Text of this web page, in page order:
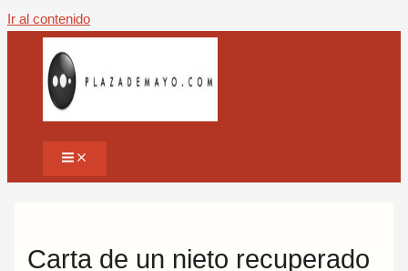
Ir al contenido
Carta de un nieto recuperado